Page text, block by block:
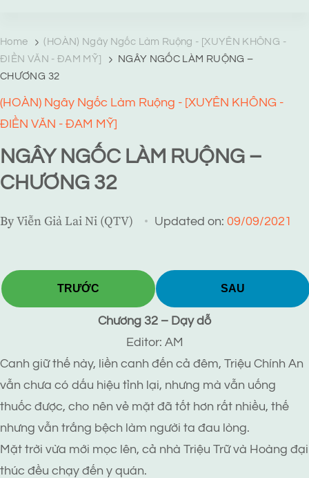
Home
(HOÀN) Ngây Ngốc Làm Ruộng - [XUYÊN KHÔNG -
ĐIỀN VĂN - ĐAM MỸ]
NGÂY NGỐC LÀM RUỘNG –
CHƯƠNG 32
(HOÀN) Ngây Ngốc Làm Ruộng - [XUYÊN KHÔNG -
ĐIỀN VĂN - ĐAM MỸ]
NGÂY NGỐC LÀM RUỘNG –
CHƯƠNG 32
ByViễn Giả Lai Ni (QTV) Updated on: 09/09/2021
TRƯỚC SAU
Chương 32 – Dạy dỗ
Editor: AM
Canh giữ thế này, liền canh đến cả đêm, Triệu Chính An
vẫn chưa có dấu hiệu tỉnh lại, nhưng mà vẫn uống
thuốc được, cho nên vẻ mặt đã tốt hơn rất nhiều, thế
nhưng vẫn trắng bệch làm người ta đau lòng.
Mặt trời vừa mới mọc lên, cả nhà Triệu Trữ và Hoàng đại
thúc đều chạy đến y quán.